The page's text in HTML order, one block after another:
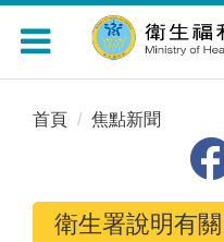
Toggle
navigation
首頁 焦點新聞
衛生署說明有